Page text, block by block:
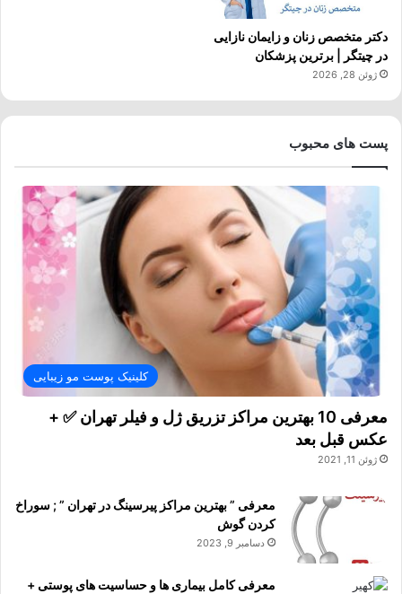
دکتر متخصص زنان و زایمان نازایی
در چیتگر | برترین پزشکان
ژوئن 28, 2026
پست های محبوب
کلینیک پوست مو زیبایی
معرفی 10 بهترین مراکز تزریق ژل و فیلر تهران ✅ +
عکس قبل بعد
ژوئن 11, 2021
معرفی ” بهترین مراکز پیرسینگ در تهران ” ; سوراخ
کردن گوش
دسامبر 9, 2023
معرفی کامل بیماری ها و حساسیت های پوستی +